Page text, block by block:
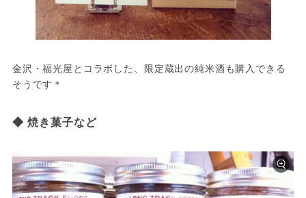
金沢・福光屋とコラボした、限定蔵出の純米酒も購入できる
そうです＊
◆ 焼き菓子など